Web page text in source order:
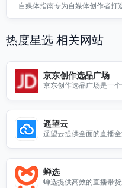
自媒体指南专为自媒体创作者打
热度星选 相关网站
京东创作选品广场
京东创作选品广场是一
以快速筛选出适合您创
力。加入京东创作选品
品，助力您的创作与销
遥望云
遥望云提供全面的直播
蝉选
蝉选提供高效的直播带